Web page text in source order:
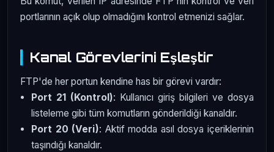
portlarının açık olup olmadığını kontrol etmenizi sağlar.
Kanal Görevlerini Eşleştir
FTP'de her portun kendine has bir görevi vardır:
Port 21 (Kontrol): Kullanıcı giriş bilgileri ve dosya
listeleme gibi tüm komutların gönderildiği kanaldır.
Port 20 (Veri): Aktif modda asıl dosya içeriklerinin
taşındığı kanaldır.